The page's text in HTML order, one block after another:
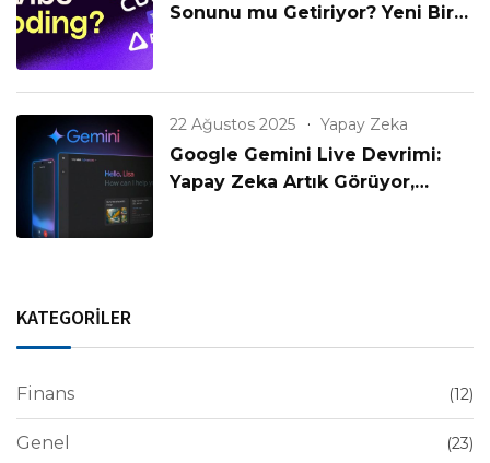
Sonunu mu Getiriyor? Yeni Bir
22 Ağustos 2025 Yapay Zeka
Google Gemini Live Devrimi:
Yapay Zeka Artık Görüyor,
KATEGORİLER
Finans (12)
Genel (23)